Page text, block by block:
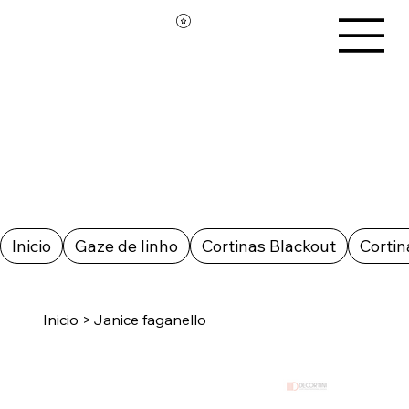
Inicio Gaze de linho Cortinas Blackout
Inicio > Janice faganello